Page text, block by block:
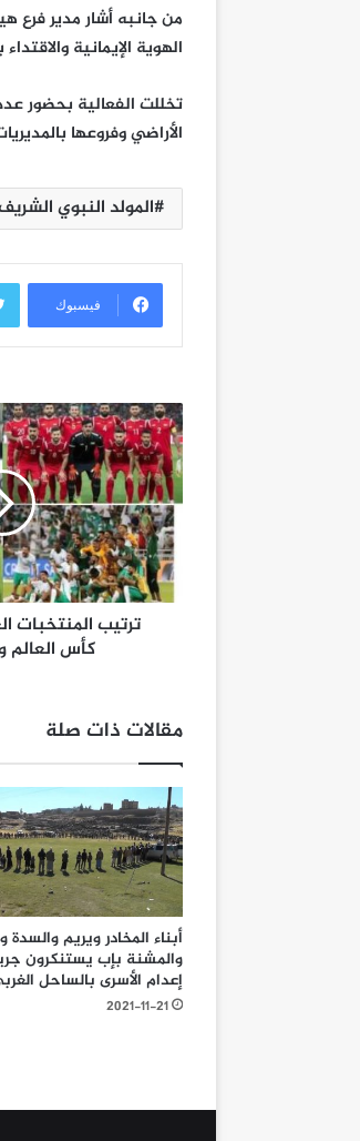
من جانبه أشار مدير فرع
الهوية الإيمانية
تخللت الفعالية بحضور
الأراضي وفروعها
المولد النبوي
فيسبوك
ترتيب المنتخبات
كأس العالم
مقالات ذات صلة
أبناء المخادر ويريم والسدة
والمشنة بإب يستنكرون
إعدام الأسرى بالساحل
2021-11-21